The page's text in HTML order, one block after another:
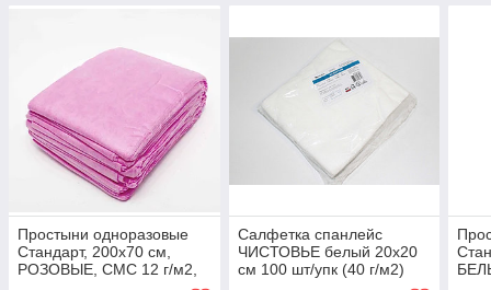
Простыни одноразовые
Стандарт, 200х70 см,
РОЗОВЫЕ, СМС 12 г/м2,
Салфетка спанлейс
ЧИСТОВЬЕ белый 20х20
см 100 шт/упк (40 г/м2)